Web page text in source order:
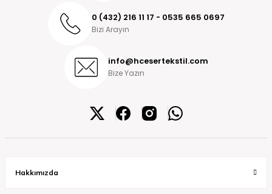
0 (432) 216 11 17 - 0535 665 0697
Bizi Arayın
info@hcesertekstil.com
Bize Yazın
Hakkımızda